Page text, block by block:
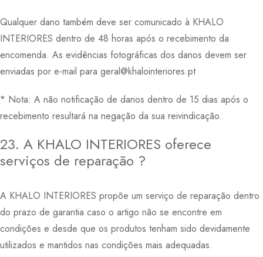
Qualquer dano também deve ser comunicado à KHALO
INTERIORES dentro de 48 horas após o recebimento da
encomenda. As evidências fotográficas dos danos devem ser
enviadas por e-mail para geral@khalointeriores.pt
* Nota: A não notificação de danos dentro de 15 dias após o
recebimento resultará na negação da sua reivindicação.
23. A KHALO INTERIORES oferece
serviços de reparação ?
A KHALO INTERIORES propõe um serviço de reparação dentro
do prazo de garantia caso o artigo não se encontre em
condições e desde que os produtos tenham sido devidamente
utilizados e mantidos nas condições mais adequadas.